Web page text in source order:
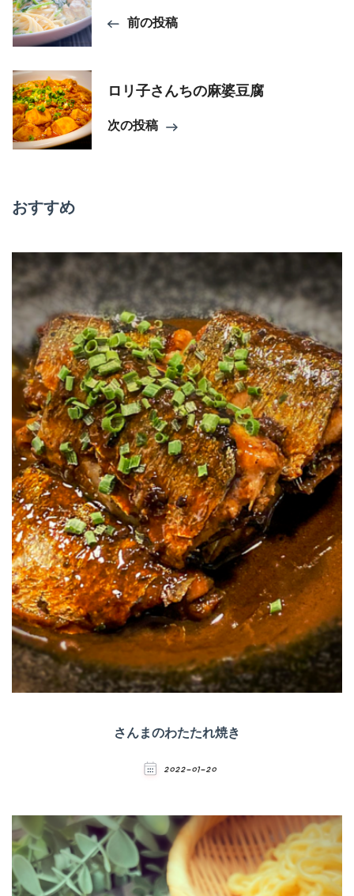
稿
ナ
ビ
ゲ
シ
ン
前の投稿
ロリ子さんちの麻婆豆腐
次の投稿
おすすめ
さんまのわたたれ焼き
2022-01-20